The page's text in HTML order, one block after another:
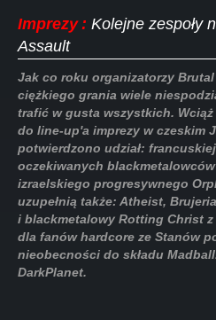
Imprezy : Kolejne zespoły
Assault
Jak co roku organizatorzy
ciężkiego grania wiele
trafić w gusta wszystkich.
do line-up'a imprezy w czeskim
potwierdzono udział:
oczekiwanych
izraelskiego progresywnego
uzupełnią także: Atheist,
i blackmetalowy Rotting Christ z
dla fanów hardcore ze Stanów
nieobecności do składu
DarkPlanet.